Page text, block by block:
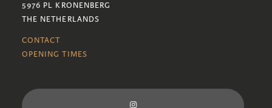
5976 PL KRONENBERG
THE NETHERLANDS
CONTACT
OPENING TIMES